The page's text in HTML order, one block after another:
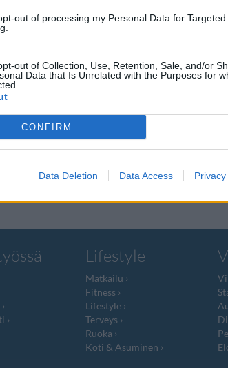
out of processing my Personal Data for Targeted
out of Collection, Use, Retention, Sale, and/or
Data that Is Unrelated with the Purposes for
CONFIRM
Data Deletion Data Access
Lifestyle
Matkailu
Fitness
Lifestyle
Terveys
Ruoka
Koti & Asuminen